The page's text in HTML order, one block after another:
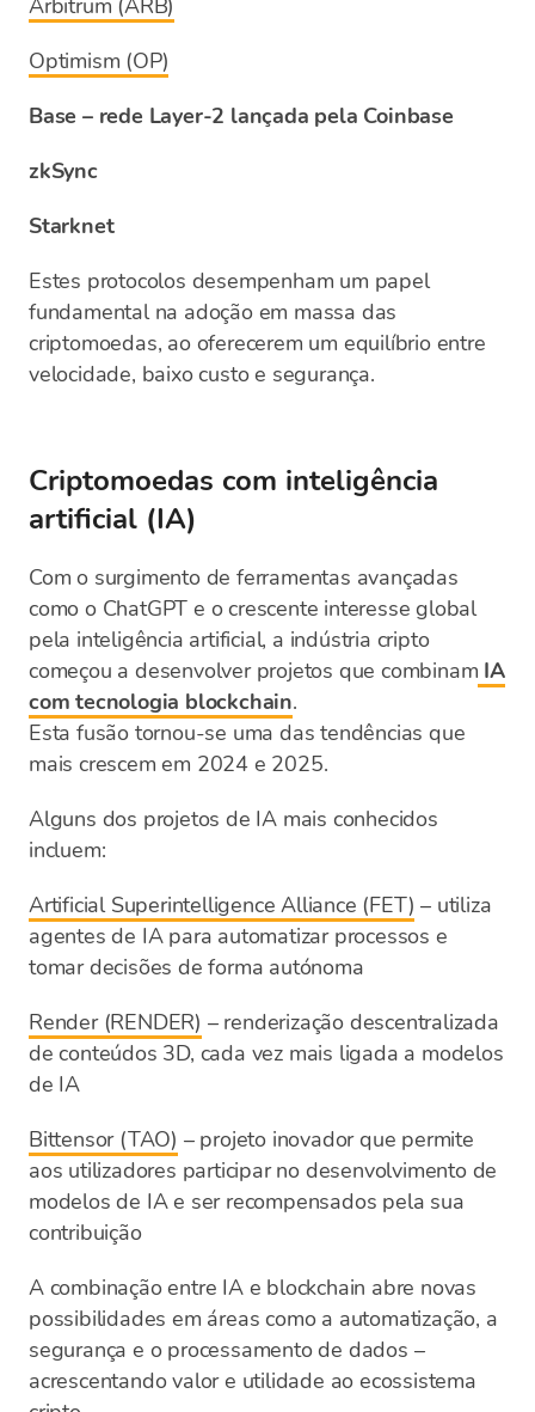
Arbitrum (ARB)
Optimism (OP)
Base – rede Layer-2 lançada pela Coinbase
zkSync
Starknet
Estes protocolos desempenham um papel
fundamental na adoção em massa das
criptomoedas, ao oferecerem um equilíbrio entre
velocidade, baixo custo e segurança.
Criptomoedas com inteligência
artificial (IA)
Com o surgimento de ferramentas avançadas
como o ChatGPT e o crescente interesse global
pela inteligência artificial, a indústria cripto
começou a desenvolver projetos que combinam IA
com tecnologia blockchain.
Esta fusão tornou-se uma das tendências que
mais crescem em 2024 e 2025.
Alguns dos projetos de IA mais conhecidos
incluem:
Artificial Superintelligence Alliance (FET) – utiliza
agentes de IA para automatizar processos e
tomar decisões de forma autónoma
Render (RENDER) – renderização descentralizada
de conteúdos 3D, cada vez mais ligada a modelos
de IA
Bittensor (TAO) – projeto inovador que permite
aos utilizadores participar no desenvolvimento de
modelos de IA e ser recompensados pela sua
contribuição
A combinação entre IA e blockchain abre novas
possibilidades em áreas como a automatização, a
segurança e o processamento de dados –
acrescentando valor e utilidade ao ecossistema